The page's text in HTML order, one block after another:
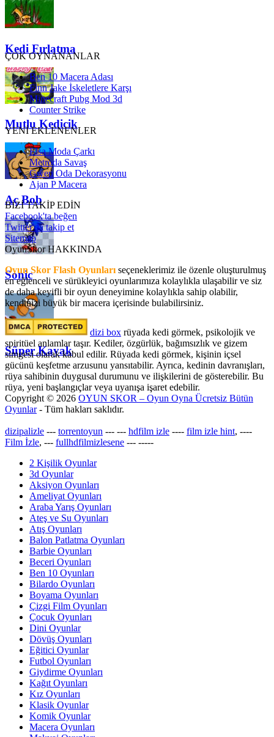
Kedi Fırlatma
Mutlu Kedicik
Aç Bob
Sonic
Süper Kayak
ÇOK OYNANANLAR
Ben 10 Macera Adası
Finn Jake İskeletlere Karşı
Minecraft Pubg Mod 3d
Counter Strike
YENİ EKLENENLER
Elsa Moda Çarkı
Metroda Savaş
Gwen Oda Dekorasyonu
Ajan P Macera
BİZİ TAKİP EDİN
Facebook'ta beğen
Twitter'da takip et
Sitemap
OyunSkor HAKKINDA
Oyun Skor Flash Oyunları seçeneklerimiz ile özenle oluşturulmuş
en eğlenceli ve sürükleyici oyunlarımıza kolaylıkla ulaşabilir ve siz
de daha keyifli bir oyun deneyimine kolaylıkla sahip olabilir,
kendinizi büyük bir macera içerisinde bulabilirsiniz.
dizi box rüyada kedi görmek​, psikolojik ve
spiritüel anlamlar taşır. Kediler, özgürlük, bağımsızlık ve gizem
simgesi olarak kabul edilir. Rüyada kedi görmek, kişinin içsel
gücünü keşfetme arzusunu yansıtabilir. Ayrıca, kedinin davranışları,
rüya sahibinin duygusal durumunu ve ilişkilerini de gösterebilir. Bu
rüya, yeni başlangıçlar veya uyanışa işaret edebilir.
Copyright © 2026 OYUN SKOR – Oyun Oyna Ücretsiz Bütün
Oyunlar- Tüm hakları saklıdır.
dizipalizle --- torrentoyun --- --- hdfilm izle ---- film izle hint, ----
Film İzle, --- fullhdfilmizlesene --- -----
2 Kişilik Oyunlar
3d Oyunlar
Aksiyon Oyunları
Ameliyat Oyunları
Araba Yarış Oyunları
Ateş ve Su Oyunları
Atış Oyunları
Balon Patlatma Oyunları
Barbie Oyunları
Beceri Oyunları
Ben 10 Oyunları
Bilardo Oyunları
Boyama Oyunları
Çizgi Film Oyunları
Çocuk Oyunları
Dini Oyunlar
Dövüş Oyunları
Eğitici Oyunlar
Futbol Oyunları
Giydirme Oyunları
Kağıt Oyunları
Kız Oyunları
Klasik Oyunlar
Komik Oyunlar
Macera Oyunları